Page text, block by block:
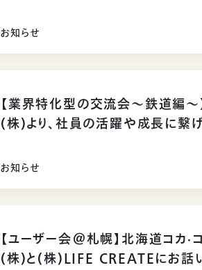
お知らせ
【業界特化型の交流会〜鉄道編
(株)より、社員の活躍や成長に繋
お知らせ
【ユーザー会＠札幌】北海道コカ·
(株)と(株)LIFE CREATEにお話